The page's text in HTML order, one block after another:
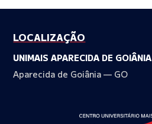
LOCALIZAÇÃO
UNIMAIS APARECIDA DE GOIÂNIA
Aparecida de Goiânia — GO